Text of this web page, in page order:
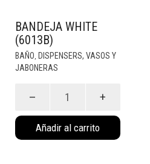
BANDEJA WHITE
(6013B)
BAÑO, DISPENSERS, VASOS Y
JABONERAS
White
cantidad
Añadir al carrito